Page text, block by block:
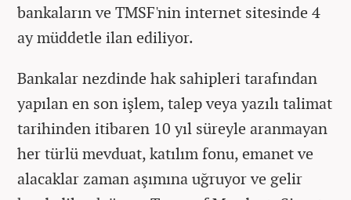
bankaların ve TMSF'nin internet sitesinde 4
ay müddetle ilan ediliyor.
Bankalar nezdinde hak sahipleri tarafından
yapılan en son işlem, talep veya yazılı talimat
tarihinden itibaren 10 yıl süreyle aranmayan
her türlü mevduat, katılım fonu, emanet ve
alacaklar zaman aşımına uğruyor ve gelir